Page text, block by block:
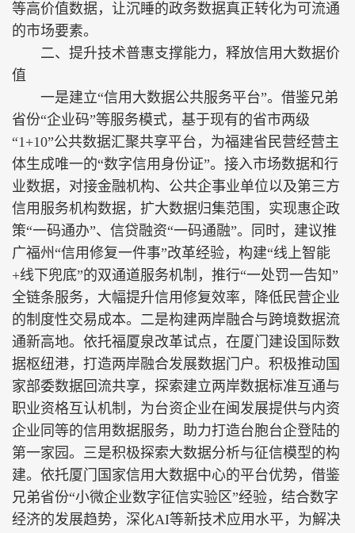
等高价值数据，让沉睡的政务数据真正转化为可流通
的市场要素。
二、提升技术普惠支撑能力，释放信用大数据价
值
一是建立“信用大数据公共服务平台”。借鉴兄弟
省份“企业码”等服务模式，基于现有的省市两级
“1+10”公共数据汇聚共享平台，为福建省民营经营主
体生成唯一的“数字信用身份证”。接入市场数据和行
业数据，对接金融机构、公共企事业单位以及第三方
信用服务机构数据，扩大数据归集范围，实现惠企政
策“一码通办”、信贷融资“一码通融”。同时，建议推
广福州“信用修复一件事”改革经验，构建“线上智能
+线下兜底”的双通道服务机制，推行“一处罚一告知”
全链条服务，大幅提升信用修复效率，降低民营企业
的制度性交易成本。二是构建两岸融合与跨境数据流
通新高地。依托福厦泉改革试点，在厦门建设国际数
据枢纽港，打造两岸融合发展数据门户。积极推动国
家部委数据回流共享，探索建立两岸数据标准互通与
职业资格互认机制，为台资企业在闽发展提供与内资
企业同等的信用数据服务，助力打造台胞台企登陆的
第一家园。三是积极探索大数据分析与征信模型的构
建。依托厦门国家信用大数据中心的平台优势，借鉴
兄弟省份“小微企业数字征信实验区”经验，结合数字
经济的发展趋势，深化AI等新技术应用水平，为解决